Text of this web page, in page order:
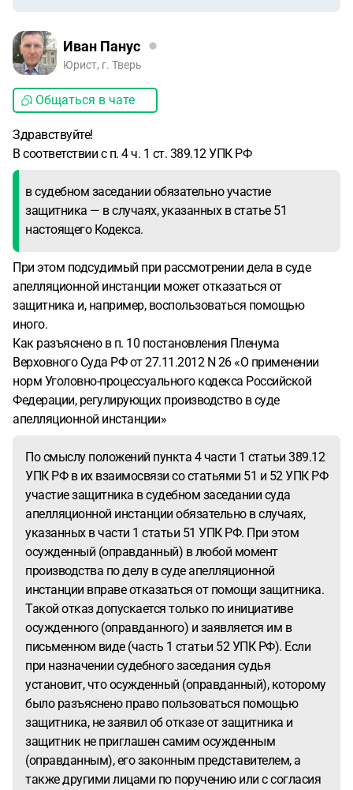
Иван Панус
Юрист, г. Тверь
Общаться в чате
Здравствуйте!
В соответствии с п. 4 ч. 1 ст. 389.12 УПК РФ
в судебном заседании обязательно участие
защитника — в случаях, указанных в статье 51
настоящего Кодекса.
При этом подсудимый при рассмотрении дела в суде
апелляционной инстанции может отказаться от
защитника и, например, воспользоваться помощью
иного.
Как разъяснено в п. 10 постановления Пленума
Верховного Суда РФ от 27.11.2012 N 26 «О применении
норм Уголовно-процессуального кодекса Российской
Федерации, регулирующих производство в суде
апелляционной инстанции»
По смыслу положений пункта 4 части 1 статьи 389.12
УПК РФ в их взаимосвязи со статьями 51 и 52 УПК РФ
участие защитника в судебном заседании суда
апелляционной инстанции обязательно в случаях,
указанных в части 1 статьи 51 УПК РФ. При этом
осужденный (оправданный) в любой момент
производства по делу в суде апелляционной
инстанции вправе отказаться от помощи защитника.
Такой отказ допускается только по инициативе
осужденного (оправданного) и заявляется им в
письменном виде (часть 1 статьи 52 УПК РФ). Если
при назначении судебного заседания судья
установит, что осужденный (оправданный), которому
было разъяснено право пользоваться помощью
защитника, не заявил об отказе от защитника и
защитник не приглашен самим осужденным
(оправданным), его законным представителем, а
также другими лицами по поручению или с согласия